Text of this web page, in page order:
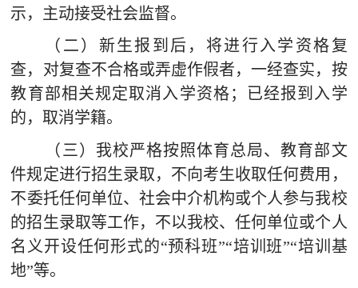
示，主动接受社会监督。
（二）新生报到后，将进行入学资格复
查，对复查不合格或弄虚作假者，一经查实，按
教育部相关规定取消入学资格；已经报到入学
的，取消学籍。
（三）我校严格按照体育总局、教育部文
件规定进行招生录取，不向考生收取任何费用，
不委托任何单位、社会中介机构或个人参与我校
的招生录取等工作， 不以我校、任何单位或个人
名义开设任何形式的“预科班”“培训班”“培训基
地”等。